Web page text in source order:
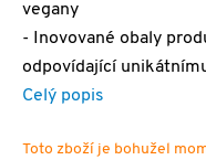
vegany
- Inovované obaly
odpovídající
Celý popis
Toto zboží je bohužel